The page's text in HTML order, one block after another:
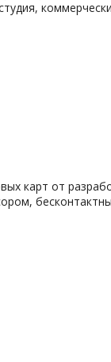
карт от